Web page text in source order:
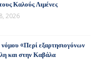
Καλούς Λιμένες
2026
«Περί εξαρτησιογόνων
και στην Καβάλα